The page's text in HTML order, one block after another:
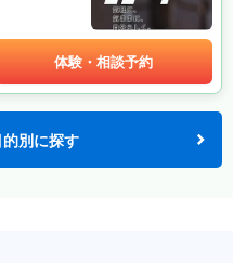
体験・相談予約
的別に探す